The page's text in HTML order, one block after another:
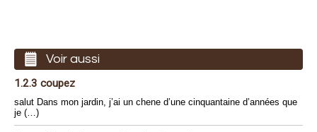
Voir aussi
1.2.3 coupez
salut Dans mon jardin, j’ai un chene d’une cinquantaine d’années que
je (…)